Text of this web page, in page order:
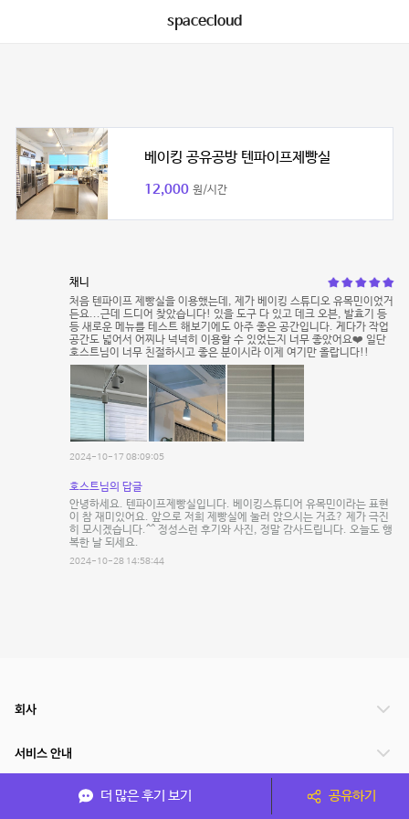
spacecloud
베이킹 공유공방 텐파이프제빵실
12,000 원/시간
채니
처음 텐파이프 제빵실을 이용했는데, 제가 베이킹 스튜디오 유목민이었거
든요...근데 드디어 찾았습니다! 있을 도구 다 있고 데크 오븐, 발효기 등
등 새로운 메뉴를 테스트 해보기에도 아주 좋은 공간입니다. 게다가 작업
공간도 넓어서 어찌나 넉넉히 이용할 수 있었는지 너무 좋았어요❤️ 일단
호스트님이 너무 친절하시고 좋은 분이시라 이제 여기만 올랍니다!!
2024-10-17 08:09:05
호스트님의 답글
안녕하세요. 텐파이프제빵실입니다. 베이킹스튜디어 유목민이라는 표현
이 참 재미있어요. 앞으로 저희 제빵실에 눌러 앉으시는 거죠? 제가 극진
히 모시겠습니다.^^ 정성스런 후기와 사진, 정말 감사드립니다. 오늘도 행
복한 날 되세요.
2024-10-28 14:58:44
더 많은 후기 보기 공유하기
회사
서비스 안내